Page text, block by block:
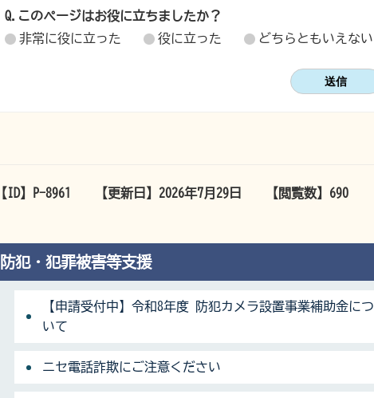
Q.このページはお役に立ちましたか？
非常に役に立った
役に立った どちらともいえない
【ID】 P-8961 【更新日】 2026年7月29日 【閲覧数】 690
防犯・犯罪被害等支援
【申請受付中】令和8年度 防犯カメラ設置事業補助金につ
いて
ニセ電話詐欺にご注意ください